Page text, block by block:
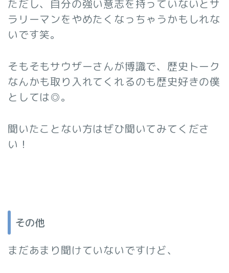
ただし、自分の強い意志を持っていないとサ
ラリーマンをやめたくなっちゃうかもしれな
いです笑。
そもそもサウザーさんが博識で、歴史トーク
なんかも取り入れてくれるのも歴史好きの僕
としては◎。
聞いたことない方はぜひ聞いてみてくださ
い！
その他
まだあまり聞けていないですけど、